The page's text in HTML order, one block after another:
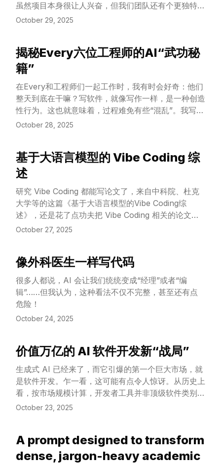
虽然项目本身很让人兴奋，但我们团队还有个更独特的
地方——我们大部分的代码，都是由 AI 智能体（AI
October 29, 2025
揭秘Every六位工程师的AI“武功秘
籍”
在Every和工程师们一起工作时，我有时会好奇：他们
整天到底在干嘛？写软件，就像写作一样，是一种创造
性行为。这也就意味着，过程难免有些“混乱”。我写作
时，会在谷歌文档和我当下最依赖的大语言模型
October 28, 2025
View Article
基于大语言模型的 Vibe Coding 综
述
研究 Vibe Coding 都能写论文了，来自中科院、杜克
大学等的这篇《基于大语言模型的Vibe Coding综
述》，还是花了点功夫把 Vibe Coding 相关的论文、
信息梳理了一遍，有一些值得看的内容。
October 27, 2025
View Article
像外科医生一样写代码
很多人都说，AI 会让我们统统变成“经理”或者“编
辑”……但我认为，这种看法不仅不完整，甚至还有点
危险！
October 24, 2025
View Article
价值万亿的 AI 软件开发新“战局”
生成式 AI 已经来了，而它引爆的第一个巨大市场，就
是软件开发。乍一看，这可能有点令人惊讶。从历史上
看，按市场规模计算，开发者工具并非顶级软件类别。
然而，仔细观察就会发现，这种发展完全合乎逻辑，原
October 23, 2025
View Article
A prompt designed to transform
dense, jargon-heavy academic
View Article